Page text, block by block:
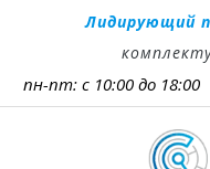
Лидирующий
пн-пт: с 10:00 до